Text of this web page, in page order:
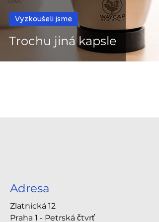
Trochu jiná kapsle
Vyzkoušeli jsme
Adresa
Zlatnická 12
Praha 1 - Petrská čtvrť